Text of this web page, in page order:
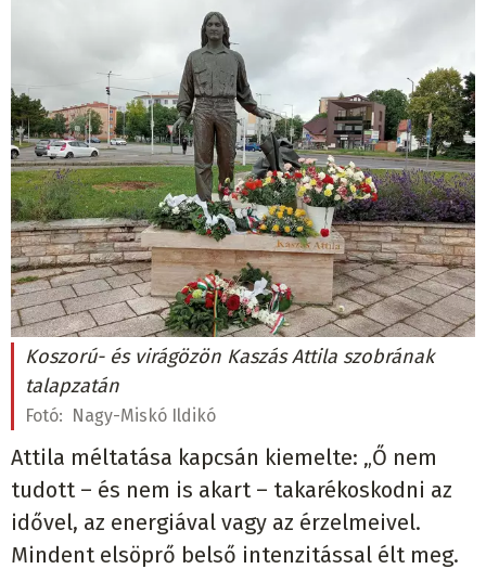
Koszorú- és virágözön Kaszás Attila szobrának
talapzatán
Fotó: Nagy-Miskó Ildikó
Attila méltatása kapcsán kiemelte: „Ő nem
tudott – és nem is akart – takarékoskodni az
idővel, az energiával vagy az érzelmeivel.
Mindent elsöprő belső intenzitással élt meg.